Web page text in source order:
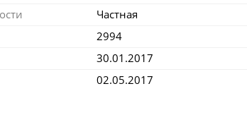
Частная
2994
30.01.2017
02.05.2017